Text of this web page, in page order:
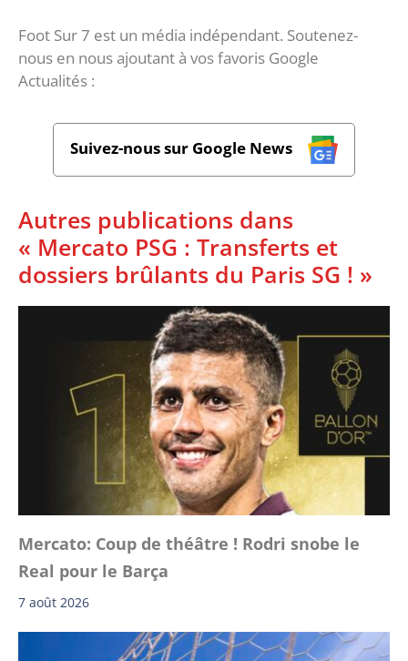
Foot Sur 7 est un média indépendant. Soutenez-
nous en nous ajoutant à vos favoris Google
Actualités :
Suivez-nous sur Google News
Autres publications dans
« Mercato PSG : Transferts et
dossiers brûlants du Paris SG ! »
Mercato: Coup de théâtre ! Rodri snobe le
Real pour le Barça
7 août 2026